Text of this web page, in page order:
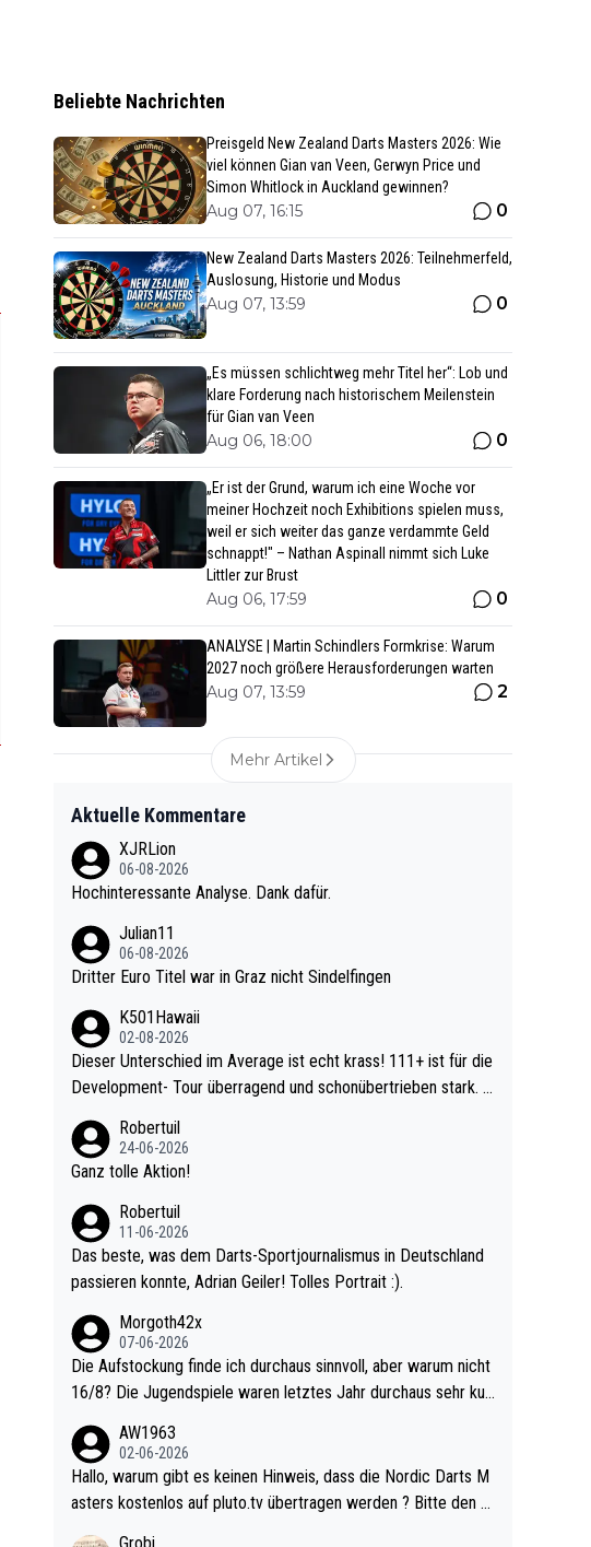
Beliebte Nachrichten
Preisgeld New Zealand Darts Masters 2026: Wie
viel können Gian van Veen, Gerwyn Price und
Simon Whitlock in Auckland gewinnen?
Aug 07, 16:15 0
New Zealand Darts Masters 2026: Teilnehmerfeld,
Auslosung, Historie und Modus
Aug 07, 13:59 0
„Es müssen schlichtweg mehr Titel her“: Lob und
klare Forderung nach historischem Meilenstein
für Gian van Veen
Aug 06, 18:00 0
„Er ist der Grund, warum ich eine Woche vor
meiner Hochzeit noch Exhibitions spielen muss,
weil er sich weiter das ganze verdammte Geld
schnappt!" – Nathan Aspinall nimmt sich Luke
Littler zur Brust
Aug 06, 17:59 0
ANALYSE | Martin Schindlers Formkrise: Warum
2027 noch größere Herausforderungen warten
Aug 07, 13:59 2
Mehr Artikel
Aktuelle Kommentare
XJRLion
06-08-2026
Hochinteressante Analyse. Dank dafür.
Julian11
06-08-2026
Dritter Euro Titel war in Graz nicht Sindelfingen
K501Hawaii
02-08-2026
Dieser Unterschied im Average ist echt krass! 111+ ist für die
Development- Tour überragend und schonübertrieben stark. U
e mal 40+ erst recht. Da gewinnst keinen Blumentopf - ist ja n
och krasser wie ein Pokalspiel eines Kreisligisten vs einem Bu
Robertuil
24-06-2026
Ganz tolle Aktion!
Robertuil
11-06-2026
Das beste, was dem Darts-Sportjournalismus in Deutschland
passieren konnte, Adrian Geiler! Tolles Portrait :).
Morgoth42x
07-06-2026
Die Aufstockung finde ich durchaus sinnvoll, aber warum nicht
16/8? Die Jugendspiele waren letztes Jahr durchaus sehr kur
l. Allerdings ist Mitchell Lawrie als Nummer 1 der Welt eh quali
fiziert. Somit ändert die automatische Qualifikation des Weltm
eisters erstmal nichts. Ich denke sie wollen damit für nächste
AW1963
02-06-2026
Hallo, warum gibt es keinen Hinweis, dass die Nordic Darts M
asters kostenlos auf pluto.tv übertragen werden ? Bitte den A